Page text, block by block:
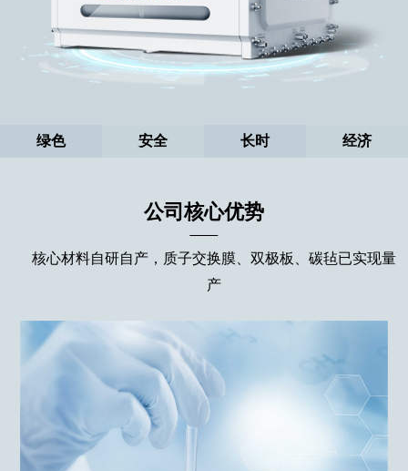
绿色 安全 长时 经济
公司核心优势
核心材料自研自产，质子交换膜、双极板、碳毡已实现量
产